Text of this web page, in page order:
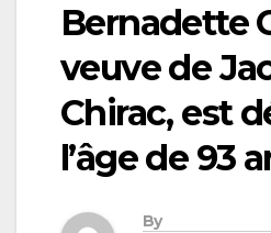
Bernadette
veuve de
Chirac, est
l’âge de 93
By